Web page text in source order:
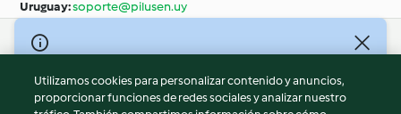
Uruguay:soporte@pilusen.uy
© Copyright 2026
Términos de uso
Política de privacidad
Utilizamos cookies para personalizar contenido y anuncios,
proporcionar funciones de redes sociales y analizar nuestro